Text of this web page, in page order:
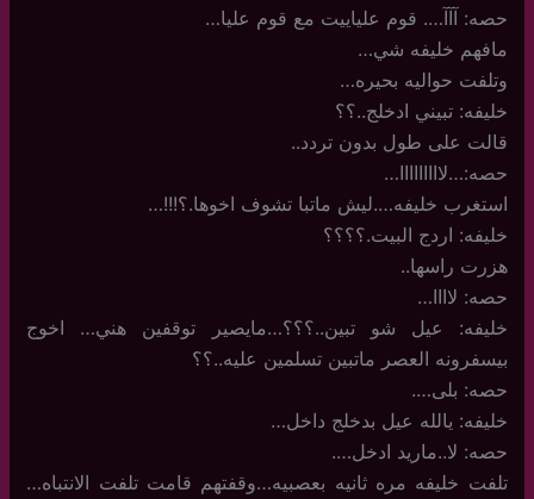
حصه: آآآ…. قوم علياييت مع قوم عليا…
مافهم خليفه شي…
وتلفت حواليه بحيره…
خليفه: تبيني ادخلج..؟؟
قالت على طول بدون تردد..
حصه:…لااااااااا…
استغرب خليفه….ليش ماتبا تشوف اخوها.؟!!!…
خليفه: اردج البيت.؟؟؟؟
هزرت راسها..
حصه: لاااا…
خليفه: عيل شو تبين..؟؟؟…مايصير توقفين هني… اخوج
بيسفرونه العصر ماتبين تسلمين عليه..؟؟
حصه: بلى….
خليفه: يالله عيل بدخلج داخل…
حصه: لا..ماريد ادخل….
تلفت خليفه مره ثانيه بعصبيه…وقفتهم قامت تلفت الانتباه…